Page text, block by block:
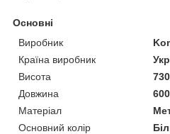
Основні
Виробник
Країна виробник
Висота
Довжина
Матеріал
Основний колір